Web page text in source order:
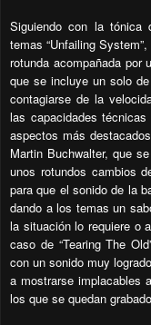
Siguiendo con la tónica
temas “Unfailing
rotunda acompañada
que se incluye un solo
contagiarse de la
las capacidades
aspectos más
Martin Buchwalter, que
unos rotundos cambios
para que el sonido de la
dando a los temas un
la situación lo requiere o
caso de “Tearing The
con un sonido muy
a mostrarse implacables
los que se quedan